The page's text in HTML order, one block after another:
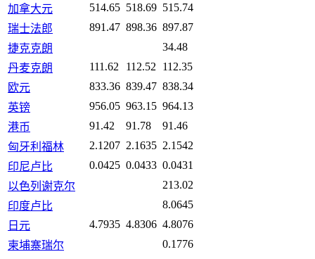
加拿大元
514.65 518.69 515.74
瑞士法郎
891.47 898.36 897.87
捷克克朗
34.48
丹麦克朗
111.62 112.52
112.35
欧元
833.36 839.47 838.34
英镑
956.05 963.15 964.13
港币
91.42 91.78
91.46
匈牙利福林
2.1207 2.1635 2.1542
印尼卢比
0.0425 0.0433 0.0431
以色列谢克尔
213.02
印度卢比
8.0645
日元
4.7935 4.8306 4.8076
柬埔寨瑞尔
0.1776